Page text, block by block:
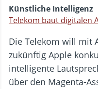
Künstliche Intelligenz
Telekom baut digitalen
Die Telekom will mit
zukünftig Apple
intelligente
über den Magenta-